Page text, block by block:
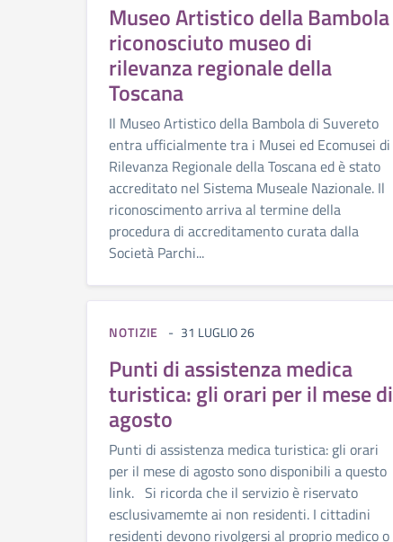
Museo Artistico della Bambola
riconosciuto museo di
rilevanza regionale della
Toscana
Il Museo Artistico della Bambola di Suvereto
entra ufficialmente tra i Musei ed Ecomusei di
Rilevanza Regionale della Toscana ed è stato
accreditato nel Sistema Museale Nazionale. Il
riconoscimento arriva al termine della
procedura di accreditamento curata dalla
Società Parchi...
NOTIZIE 31 LUGLIO 26
Punti di assistenza medica
turistica: gli orari per il mese di
agosto
Punti di assistenza medica turistica: gli orari
per il mese di agosto sono disponibili a questo
link. Si ricorda che il servizio è riservato
esclusivamemte ai non residenti. I cittadini
residenti devono rivolgersi al proprio medico o